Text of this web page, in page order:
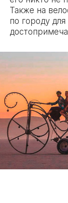
Также на
по городу